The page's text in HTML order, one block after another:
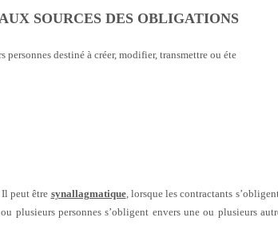
SOURCES DES OBLIGATIONS
destiné à créer, modifier, transmettre ou éte
peut être synallagmatique, lorsque les contractants
plusieurs personnes s’obligent envers une ou plusieurs